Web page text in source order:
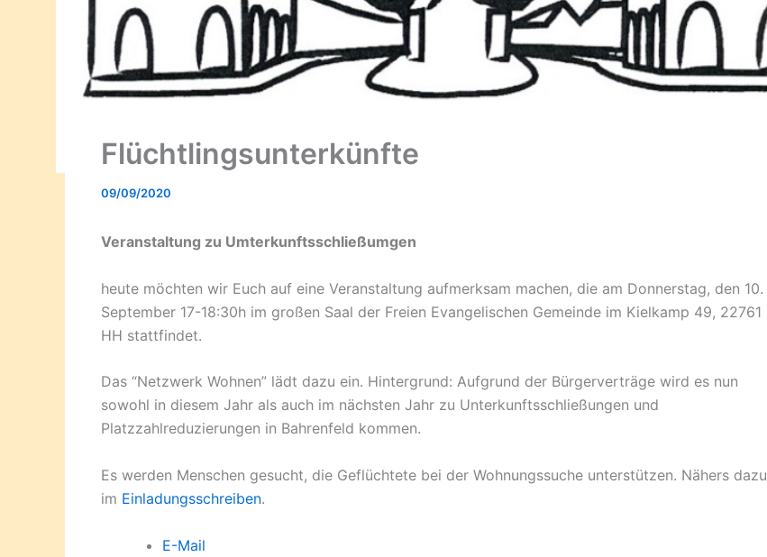
Flüchtlingsunterkünfte
09/09/2020
Veranstaltung zu Umterkunftsschließumgen
heute möchten wir Euch auf eine Veranstaltung aufmerksam machen, die am Donnerstag, den 10.
September 17-18:30h im großen Saal der Freien Evangelischen Gemeinde im Kielkamp 49, 22761
HH stattfindet.
Das “Netzwerk Wohnen” lädt dazu ein. Hintergrund: Aufgrund der Bürgerverträge wird es nun
sowohl in diesem Jahr als auch im nächsten Jahr zu Unterkunftsschließungen und
Platzzahlreduzierungen in Bahrenfeld kommen.
Es werden Menschen gesucht, die Geflüchtete bei der Wohnungssuche unterstützen. Nähers dazu
im Einladungsschreiben.
E-Mail